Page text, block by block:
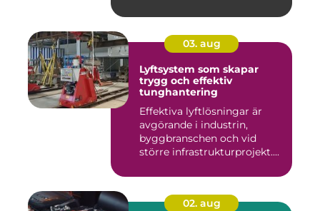
03. aug
Lyftsystem som skapar
trygg och effektiv
tunghantering
Effektiva lyftlösningar är
avgörande i industrin,
byggbranschen och vid
större infrastrukturprojekt....
02. aug